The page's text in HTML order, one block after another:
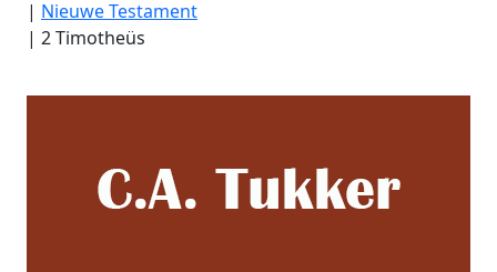
| Nieuwe Testament
| 2 Timotheüs